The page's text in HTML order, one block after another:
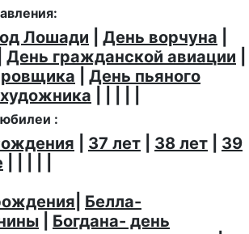
Лошади День ворчуна
День гражданской авиации
День пьяного
:
37 лет 38 лет
39
Белла-
Богдана- день